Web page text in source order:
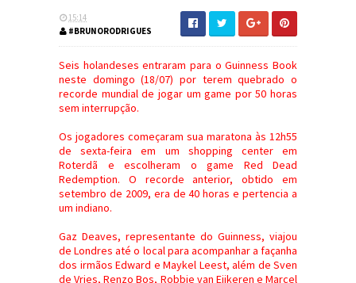
15:14
#BRUNORODRIGUES
Seis holandeses entraram para o Guinness Book
neste domingo (18/07) por terem quebrado o
recorde mundial de jogar um game por 50 horas
sem interrupção.
Os jogadores começaram sua maratona às 12h55
de sexta-feira em um shopping center em
Roterdã e escolheram o game Red Dead
Redemption. O recorde anterior, obtido em
setembro de 2009, era de 40 horas e pertencia a
um indiano.
Gaz Deaves, representante do Guinness, viajou
de Londres até o local para acompanhar a façanha
dos irmãos Edward e Maykel Leest, além de Sven
de Vries, Renzo Bos, Robbie van Eijkeren e Marcel